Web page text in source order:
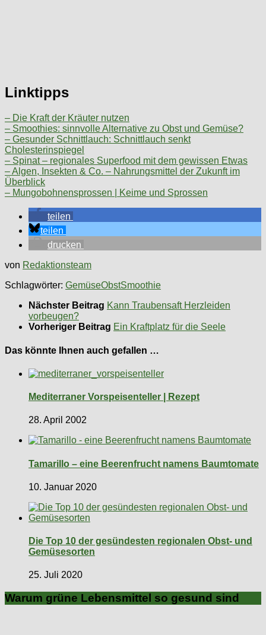
Linktipps
– Die Kraft der Kräuter nutzen
– Smoothies: sinnvolle Alternative zu Obst und Gemüse?
– Gesunder Schnittlauch: Schnittlauch senkt
Cholesterinspiegel
– Spinat – regionales Superfood mit dem gewissen Etwas
– Algen, Insekten & Co. – Nahrungsmittel der Zukunft im
Überblick
– Mungobohnensprossen | Keime und Sprossen
teilen
teilen
drucken
von Redaktionsteam
Schlagwörter: GemüseObstSmoothie
Nächster Beitrag Kann Traubensaft Herzleiden
vorbeugen?
Vorheriger Beitrag Ein Kraftplatz für die Seele
Das könnte Ihnen auch gefallen …
Mediterraner Vorspeisenteller | Rezept
28. April 2002
Tamarillo – eine Beerenfrucht namens Baumtomate
10. Januar 2020
Die Top 10 der gesündesten regionalen Obst- und
Gemüsesorten
25. Juli 2020
Warum grüne Lebensmittel so gesund sind